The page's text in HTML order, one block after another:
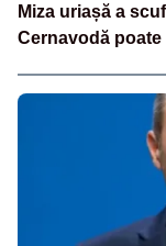
Miza uriașă a
Cernavodă